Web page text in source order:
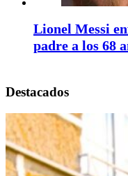
Lionel Messi
padre a los 68
Destacados